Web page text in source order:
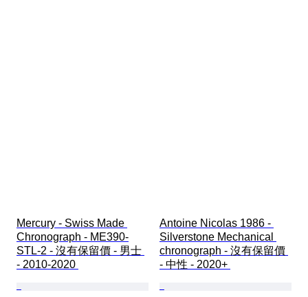
Mercury - Swiss Made
Chronograph - ME390-
STL-2 - 沒有保留價 - 男士
- 2010-2020
Antoine Nicolas 1986 -
Silverstone Mechanical
chronograph - 沒有保留價
- 中性 - 2020+